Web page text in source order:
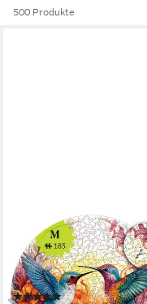
500 Produkte
MAGICHOLZ
Puzzle Fröhliche Kolibris
Mandala Holzpuzzle
Puzzleteile
(1)